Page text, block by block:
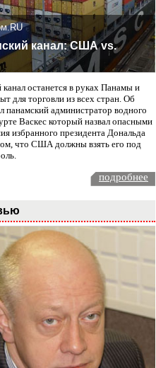
канал: США vs.
останется в руках Панамы и
для торговли из всех стран. Об
панамский администратор водного
Васкес который назвал опасными
избранного президента Дональда
что США должны взять его под
подробнее